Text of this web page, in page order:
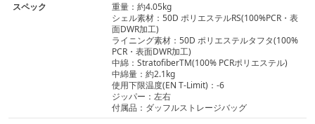
スペック
重量：約4.05kg
シェル素材：50D ポリエステルRS(100%PCR・表
面DWR加工)
ライニング素材：50D ポリエステルタフタ(100%
PCR・表面DWR加工)
中綿：StratofiberTM(100% PCRポリエステル)
中綿量：約2.1kg
使用下限温度(EN T-Limit)：-6
ジッパー：左右
付属品：ダッフルストレージバッグ